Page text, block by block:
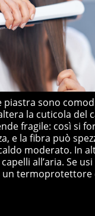
piastra sono
la cuticola del
fragile: così si
e la fibra può
moderato. In
all’aria. Se
un termoprotettore